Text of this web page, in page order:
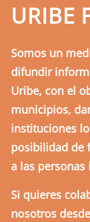
URIBE
Somos un
difundir
Uribe, con el
municipios,
instituciones
posibilidad de
a las personas
Si quieres
nosotros